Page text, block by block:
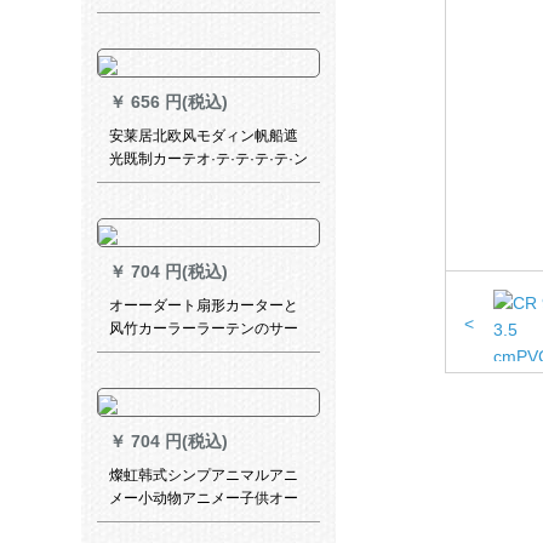
ードを入れています。テンロ
ABSキャップ1.6メトルです。
￥ 656 円(税込)
安莱居北欧风モダィン帆船遮
光既制カーテオ·テ·テ·テ·テ·ン
寝室ビエング男の子部屋出窓
メトルの専门写真
￥ 704 円(税込)
オーーダート扇形カーターと
风竹カーラーラーテンのサー
ンサーンシンシンシンの扇风
ーテーターシリーズシリーズ
シリーズシリーズシリーズシ
リーズの竹のレ金銀糸本领
【扇形】
￥ 704 円(税込)
燦虹韩式シンプアニマルアニ
メー小动物アニメー子供オー
ダカーンテーテ·レンレン遮光
<